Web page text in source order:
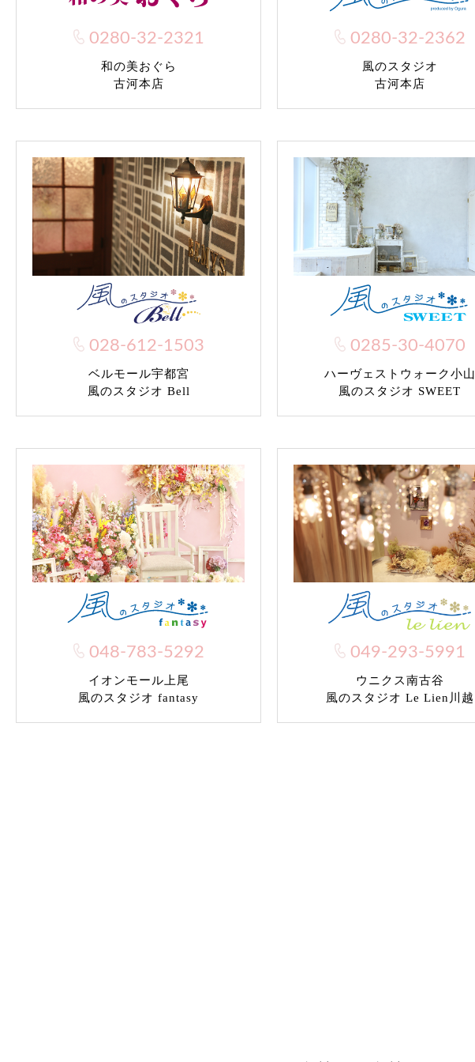
0280-32-2321
和の美おぐら
古河本店
0280-32-2362
風のスタジオ
古河本店
028-612-1503
ベルモール宇都宮
風のスタジオ Bell
0285-30-4070
ハーヴェストウォーク小山
風のスタジオ SWEET
048-783-5292
イオンモール上尾
風のスタジオ fantasy
049-293-5991
ウニクス南古谷
風のスタジオ Le Lien川越